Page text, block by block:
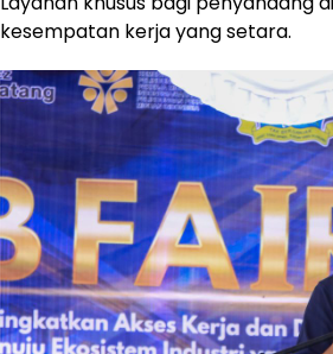
kesempatan kerja yang setara.